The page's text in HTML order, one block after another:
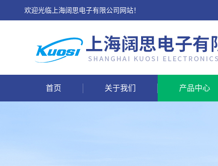
欢迎光临上海阔思电子有限公司网站！
首页 关于我们 产品中心